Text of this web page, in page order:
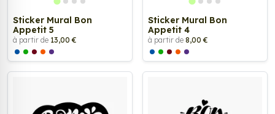
Sticker Mural Bon
Appetit 5
à partir de 13,00 €
Sticker Mural Bon
Appetit 4
à partir de 8,00 €